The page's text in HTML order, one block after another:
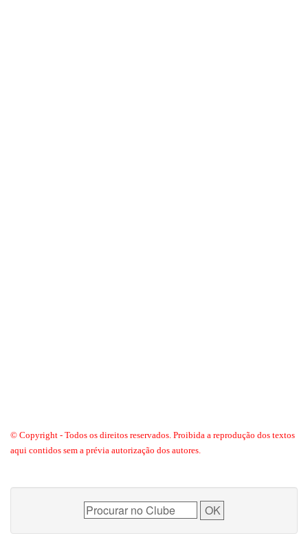
© Copyright - Todos os direitos reservados. Proibida a reprodução dos textos
aqui contidos sem a prévia autorização dos autores.